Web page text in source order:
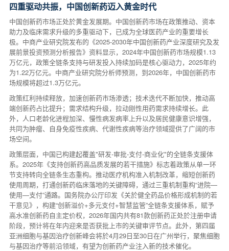
四重驱动共振，中国创新药迈入黄金时代
中国创新药市场正处於黄金发展期。中国创新药市场在政策推动、资本
助力及临床需求升级的多重驱动下，已成为全球医药产业的重要增长
极。中商产业研究院发布的《2025-2030年中国创新药产业深度研究及发
展前景投资预测分析报告》资料显示，2024年中国创新药市场规模1.13
万亿元，政策全链条支持与研发投入持续加码是核心驱动力，2025年约
为1.22万亿元。中商产业研究院分析师预测，到2026年，中国创新药市
场规模将超过1.3万亿元。
政策红利持续释放，加速创新药市场渗透；技术迭代不断加快，推动高
端创新药占比提升；需求结构升级，拉动刚性用药需求持续增长。此
外，人口老龄化进程加深、慢性病发病率上升以及居民健康意识增强，
共同为肿瘤、自身免疫性疾病、代谢性疾病等治疗领域提供了广阔的市
场空间。
政策层面，中国已构建起覆盖"研发-审批-支付-商业化"的全链条支援体
系。2025年《支持创新药高品质发展的若干措施》标志着政策从单一环
节支持转向全链条生态重构。推动医疗机构准入机制改革，缩短创新药
使用周期，打通创新药临床落地的关键障碍，通过三重机制重构“进院—
使用—支付”通路。国务院办公厅印发《关於健全药品价格形成机制的若
干意见》，构建“创新溢价+多元支付+智慧监管”全链条支援体系，赋予
高水准创新药自主定价权，2026年国内共有81款创新药正处於注册申请
阶段，预计将在年内迎来是否获批上市的关键审评节点。此外，第四届
亚洲细胞与基因治疗创新峰会将於4月29日至30日在广州举行，聚焦细胞
与基因治疗等前沿领域，有望为创新药产业注入新的技术催化。